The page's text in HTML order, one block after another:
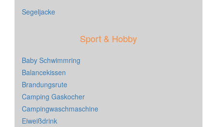
Segeljacke
Sport & Hobby
Baby Schwimmring
Balancekissen
Brandungsrute
Camping Gaskocher
Campingwaschmaschine
Eiweißdrink